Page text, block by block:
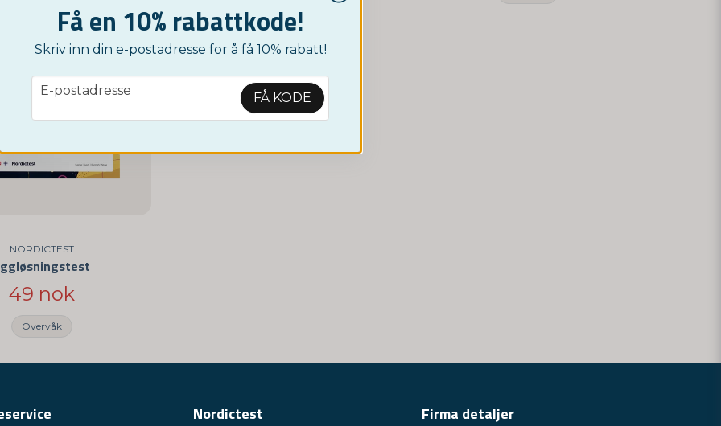
NORDICTEST
49 nok
Overvåk
Få en 10% rabattkode!
Skriv inn din e-postadresse for å få 10% rabatt!
email
E-postadresse FÅ KODE
Nordictest Firma detaljer